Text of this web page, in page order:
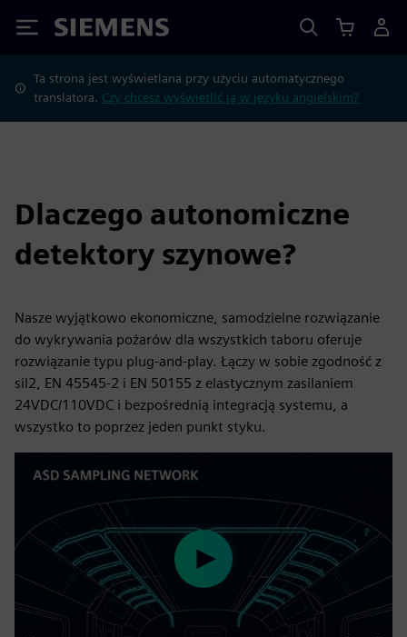
Siemens
Ta strona jest wyświetlana przy użyciu automatycznego
translatora. Czy chcesz wyświetlić ją w języku angielskim?
Dlaczego autonomiczne
detektory szynowe?
Nasze wyjątkowo ekonomiczne, samodzielne rozwiązanie
do wykrywania pożarów dla wszystkich taboru oferuje
rozwiązanie typu plug-and-play. Łączy w sobie zgodność z
sil2, EN 45545-2 i EN 50155 z elastycznym zasilaniem
24VDC/110VDC i bezpośrednią integracją systemu, a
wszystko to poprzez jeden punkt styku.
Play